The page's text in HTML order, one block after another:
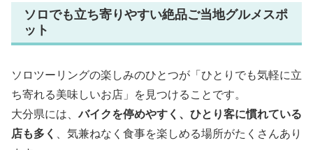
ソロでも立ち寄りやすい絶品ご当地グルメスポ
ット
ソロツーリングの楽しみのひとつが「ひとりでも気軽に立
ち寄れる美味しいお店」を見つけることです。
大分県には、バイクを停めやすく、ひとり客に慣れている
店も多く
、気兼ねなく食事を楽しめる場所がたくさんあり